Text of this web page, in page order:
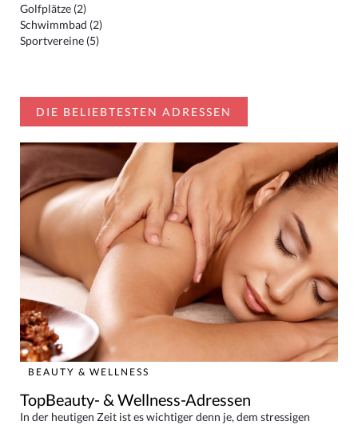
Golfplätze (2)
Schwimmbad (2)
Sportvereine (5)
DIE BELIEBTESTEN ADRESSEN
BEAUTY & WELLNESS
TopBeauty- & Wellness-Adressen
In der heutigen Zeit ist es wichtiger denn je, dem stressigen